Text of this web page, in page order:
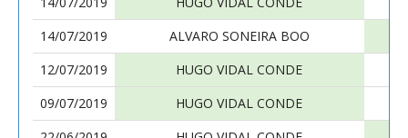
14/07/2019
ALVARO SONEIRA BOO
12/07/2019
HUGO VIDAL CONDE
09/07/2019
HUGO VIDAL CONDE